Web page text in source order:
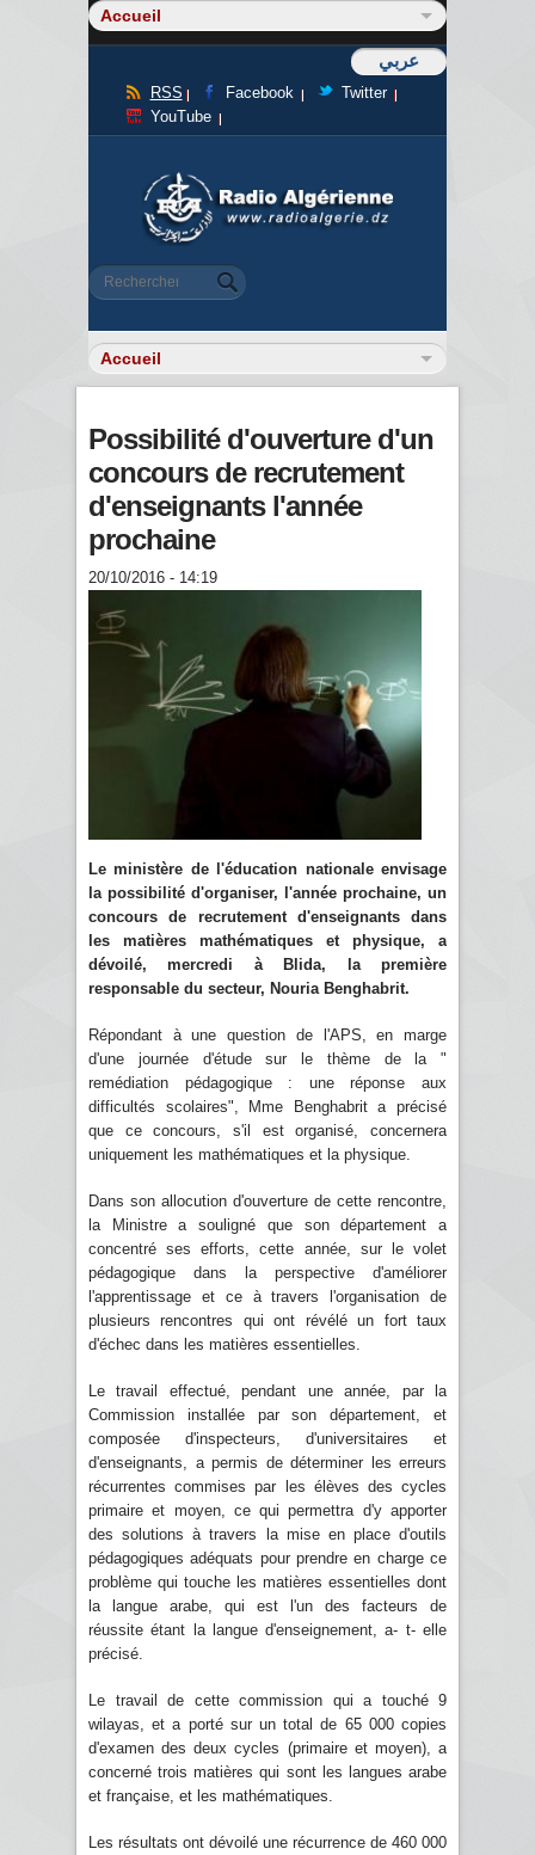
عربي
RSS Facebook
Twitter
YouTube
Formulaire de recherche
Rechercher
Possibilité d'ouverture d'un
concours de recrutement
d'enseignants l'année
prochaine
20/10/2016 - 14:19
Le ministère de l'éducation nationale envisage
la possibilité d'organiser, l'année prochaine, un
concours de recrutement d'enseignants dans
les matières mathématiques et physique, a
dévoilé, mercredi à Blida, la première
responsable du secteur, Nouria Benghabrit.
Répondant à une question de l'APS, en marge
d'une journée d'étude sur le thème de la "
remédiation pédagogique : une réponse aux
difficultés scolaires", Mme Benghabrit a précisé
que ce concours, s'il est organisé, concernera
uniquement les mathématiques et la physique.
Dans son allocution d'ouverture de cette rencontre,
la Ministre a souligné que son département a
concentré ses efforts, cette année, sur le volet
pédagogique dans la perspective d'améliorer
l'apprentissage et ce à travers l'organisation de
plusieurs rencontres qui ont révélé un fort taux
d'échec dans les matières essentielles.
Le travail effectué, pendant une année, par la
Commission installée par son département, et
composée d'inspecteurs, d'universitaires et
d'enseignants, a permis de déterminer les erreurs
récurrentes commises par les élèves des cycles
primaire et moyen, ce qui permettra d'y apporter
des solutions à travers la mise en place d'outils
pédagogiques adéquats pour prendre en charge ce
problème qui touche les matières essentielles dont
la langue arabe, qui est l'un des facteurs de
réussite étant la langue d'enseignement, a- t- elle
précisé.
Le travail de cette commission qui a touché 9
wilayas, et a porté sur un total de 65 000 copies
d'examen des deux cycles (primaire et moyen), a
concerné trois matières qui sont les langues arabe
et française, et les mathématiques.
Les résultats ont dévoilé une récurrence de 460 000